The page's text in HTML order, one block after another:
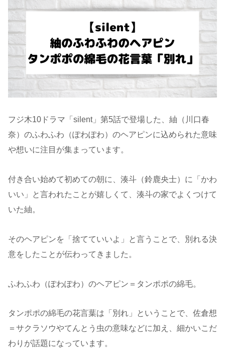
フジ木10ドラマ「silent」第5話で登場した、紬（川口春
奈）のふわふわ（ぽわぽわ）のヘアピンに込められた意味
や想いに注目が集まっています。
付き合い始めて初めての朝に、湊斗（鈴鹿央士）に「かわ
いい」と言われたことが嬉しくて、湊斗の家でよくつけて
いた紬。
そのヘアピンを「捨てていいよ」と言うことで、別れる決
意をしたことが伝わってきました。
ふわふわ（ぽわぽわ）のヘアピン＝タンポポの綿毛。
タンポポの綿毛の花言葉は「別れ」ということで、佐倉想
＝サクラソウやてんとう虫の意味などに加え、細かいこだ
わりが話題になっています。